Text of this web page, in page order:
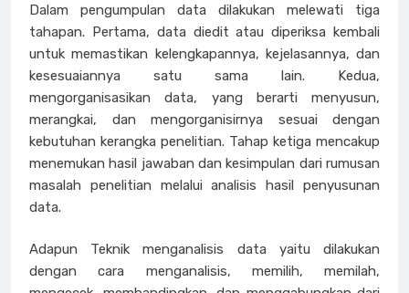
Dalam pengumpulan data dilakukan melewati tiga
tahapan. Pertama, data diedit atau diperiksa kembali
untuk memastikan kelengkapannya, kejelasannya, dan
kesesuaiannya satu sama lain. Kedua,
mengorganisasikan data, yang berarti menyusun,
merangkai, dan mengorganisirnya sesuai dengan
kebutuhan kerangka penelitian. Tahap ketiga mencakup
menemukan hasil jawaban dan kesimpulan dari rumusan
masalah penelitian melalui analisis hasil penyusunan
data.
Adapun Teknik menganalisis data yaitu dilakukan
dengan cara menganalisis, memilih, memilah,